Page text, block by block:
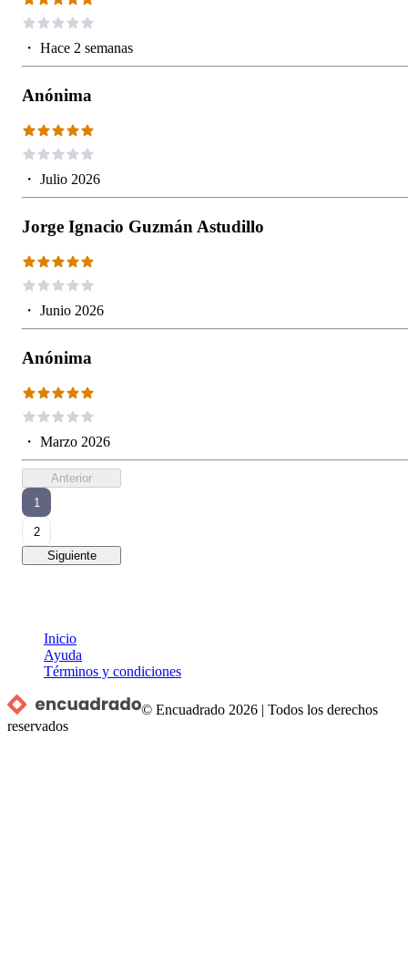
・ Hace 2 semanas
Anónima
・ Julio 2026
Jorge Ignacio Guzmán Astudillo
・ Junio 2026
Anónima
・ Marzo 2026
Anterior
1
2
Siguiente
Inicio
Ayuda
Términos y condiciones
© Encuadrado 2026 |Todos los derechos
reservados